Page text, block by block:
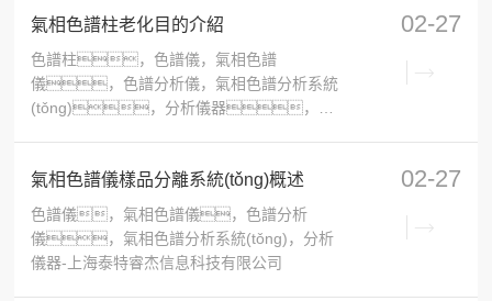
氣相色譜柱老化目的介紹
色譜柱，色譜儀，氣相色譜
儀，色譜分析儀，氣相色譜分析系統
(tǒng)，分析儀器，實
02-27
氣相色譜儀樣品分離系統(tǒng)概述
色譜儀，氣相色譜儀，色譜分析
儀，氣相色譜分析系統(tǒng)，分析
儀器-上海泰特睿杰信息科技有限公司
02-27